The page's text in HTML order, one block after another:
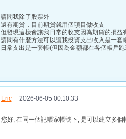
請問我除了股票外
還有期貨，目前期貨就用個項目做收支
但發現這樣會讓我日常的收支因為期貨的損益
請問有什麼方法可以讓我投資支出收入是一套
日常支出是一套帳(但因為金額都在各個帳戶
Eric2026-06-05 00:10:33
您好, 在同一個記帳家帳號下, 是可以建立多